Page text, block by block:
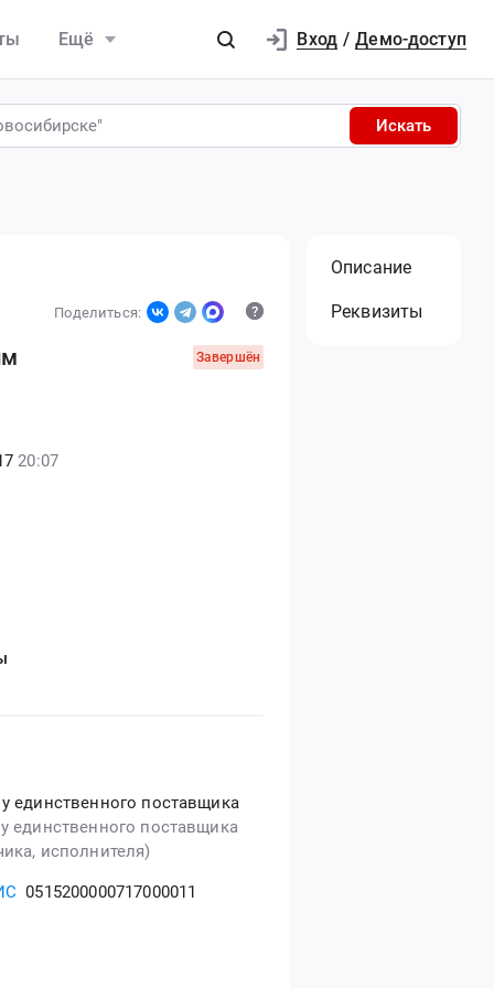
Ещё Вход / Демо-доступ
Искать
Поделиться:
Завершён
20:07
единственного поставщика
единственного поставщика
исполнителя)
0515200000717000011
Описание
Реквизиты